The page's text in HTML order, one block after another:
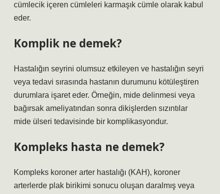
cümlecik içeren cümleleri karmaşık cümle olarak kabul
eder.
Komplik ne demek?
Hastalığın seyrini olumsuz etkileyen ve hastalığın seyri
veya tedavi sırasında hastanın durumunu kötüleştiren
durumlara işaret eder. Örneğin, mide delinmesi veya
bağırsak ameliyatından sonra dikişlerden sızıntılar
mide ülseri tedavisinde bir komplikasyondur.
Kompleks hasta ne demek?
Kompleks koroner arter hastalığı (KAH), koroner
arterlerde plak birikimi sonucu oluşan daralmış veya